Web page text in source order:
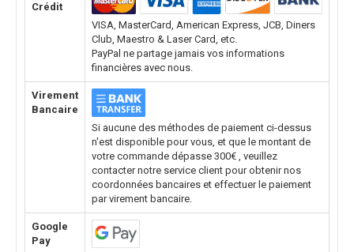
Crédit
VISA, MasterCard, American Express, JCB, Diners
Club, Maestro & Laser Card, etc.
PayPal ne partage jamais vos informations
financières avec nous.
Virement
Bancaire
Si aucune des méthodes de paiement ci-dessus
n'est disponible pour vous, et que le montant de
votre commande dépasse 300€ , veuillez
contacter notre service client pour obtenir nos
coordonnées bancaires et effectuer le paiement
par virement bancaire.
Google
Pay